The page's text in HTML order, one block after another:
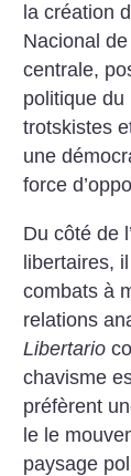
la création
Nacional
centrale,
politique du
trotskistes
une
force
Du côté de
libertaires,
combats à
relations
Libertario
chavisme
préfèrent
le le
paysage